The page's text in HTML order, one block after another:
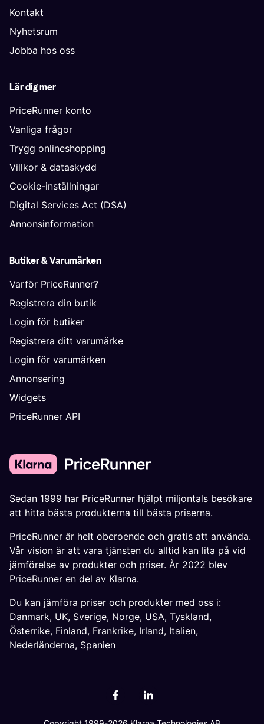
Kontakt
Nyhetsrum
Jobba hos oss
Lär dig mer
PriceRunner konto
Vanliga frågor
Trygg onlineshopping
Villkor & dataskydd
Cookie-inställningar
Digital Services Act (DSA)
Annonsinformation
Butiker & Varumärken
Varför PriceRunner?
Registrera din butik
Login för butiker
Registrera ditt varumärke
Login för varumärken
Annonsering
Widgets
PriceRunner API
Sedan 1999 har PriceRunner hjälpt miljontals besökare
att hitta bästa produkterna till bästa priserna.
PriceRunner är helt oberoende och gratis att använda.
Vår vision är att vara tjänsten du alltid kan lita på vid
jämförelse av produkter och priser. År 2022 blev
PriceRunner en del av Klarna.
Du kan jämföra priser och produkter med oss i:
Danmark, UK, Sverige, Norge, USA, Tyskland,
Österrike, Finland, Frankrike, Irland, Italien,
Nederländerna, Spanien